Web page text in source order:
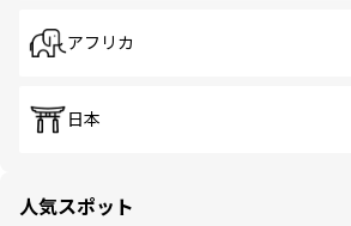
アフリカ
日本
人気スポット